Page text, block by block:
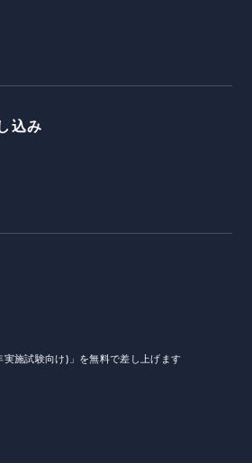
込み
施試験向け)」を無料で差し上げます